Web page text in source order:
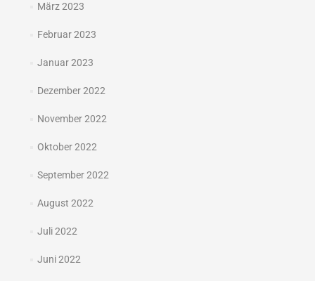
März 2023
Februar 2023
Januar 2023
Dezember 2022
November 2022
Oktober 2022
September 2022
August 2022
Juli 2022
Juni 2022